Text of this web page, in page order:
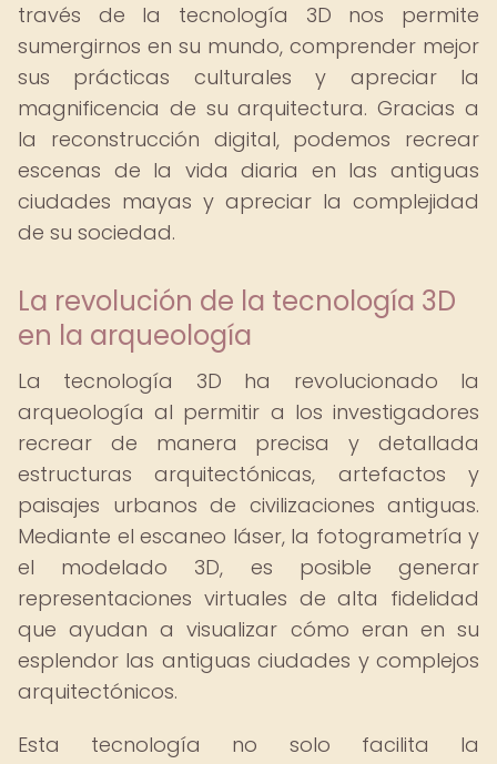
través de la tecnología 3D nos permite
sumergirnos en su mundo, comprender mejor
sus prácticas culturales y apreciar la
magnificencia de su arquitectura. Gracias a
la reconstrucción digital, podemos recrear
escenas de la vida diaria en las antiguas
ciudades mayas y apreciar la complejidad
de su sociedad.
La revolución de la tecnología 3D
en la arqueología
La tecnología 3D ha revolucionado la
arqueología al permitir a los investigadores
recrear de manera precisa y detallada
estructuras arquitectónicas, artefactos y
paisajes urbanos de civilizaciones antiguas.
Mediante el escaneo láser, la fotogrametría y
el modelado 3D, es posible generar
representaciones virtuales de alta fidelidad
que ayudan a visualizar cómo eran en su
esplendor las antiguas ciudades y complejos
arquitectónicos.
Esta tecnología no solo facilita la